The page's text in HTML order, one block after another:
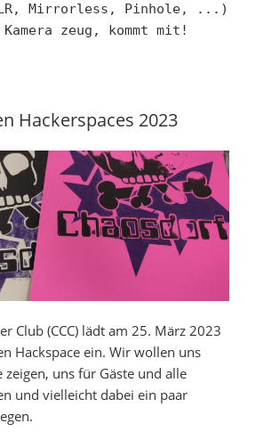
Mirrorless, Pinhole, ...)
zeug, kommt mit!
Hackerspaces 2023
Club (CCC) lädt am 25. März 2023
Hackspace ein. Wir wollen uns
uns für Gäste und alle
und vielleicht dabei ein paar